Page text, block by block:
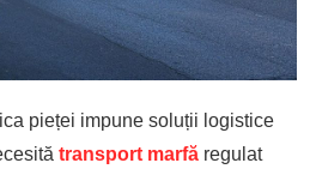
pieței impune soluții logistice
transport marfă regulat